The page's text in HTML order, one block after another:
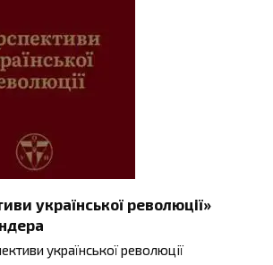
української революції»
української революції